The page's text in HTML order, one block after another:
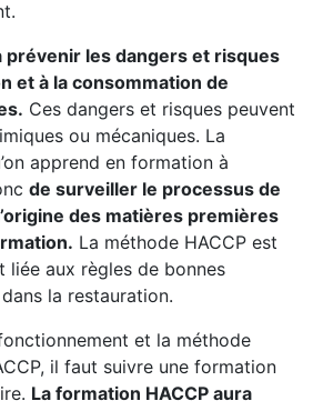
prévenir les dangers et risques
et à la consommation de
Ces dangers et risques peuvent
ou mécaniques. La
apprend en formation à
de surveiller le processus de
des matières premières
La méthode HACCP est
liée aux règles de bonnes
la restauration.
et la méthode
il faut suivre une formation
La formation HACCP aura